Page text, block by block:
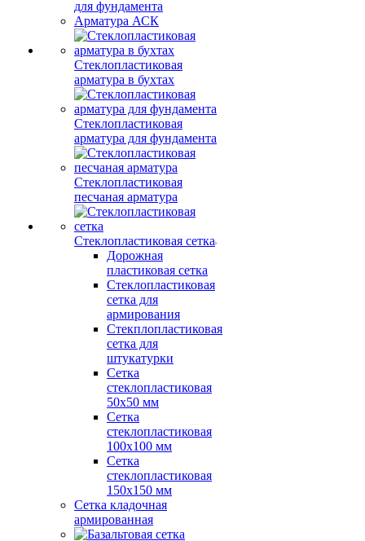
для фундамента
Арматура АСК
Стеклопластиковая
арматура в бухтах
Стеклопластиковая
арматура для фундамента
Стеклопластиковая
песчаная арматура
Стеклопластиковая сетка
Дорожная
пластиковая сетка
Стеклопластиковая
сетка для
армирования
Стекплопластиковая
сетка для
штукатурки
Сетка
стеклопластиковая
50x50 мм
Сетка
стеклопластиковая
100x100 мм
Сетка
стеклопластиковая
150x150 мм
Сетка кладочная
армированная